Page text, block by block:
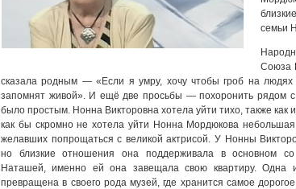
семьи
Союза
сказала родным — «Если я умру, хочу чтобы гроб на людях
запомнят живой». И ещё две просьбы — похоронить рядом
было простым. Нонна Викторовна хотела уйти тихо, также как
как бы скромно не хотела уйти Нонна Мордюкова небольшая
желавших попрощаться с великой актрисой. У Нонны
но близкие отношения она поддерживала в основном
Наташей, именно ей она завещала свою квартиру. Одна
превращена в своего рода музей, где хранится самое